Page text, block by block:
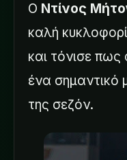
Ο Ντίνος
καλή
και τόνισε
ένα σημαντικό
της σεζόν.